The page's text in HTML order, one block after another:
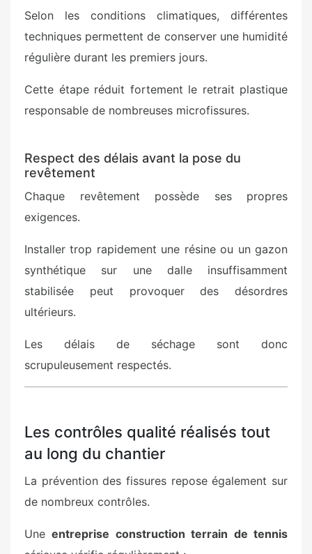
Selon les conditions climatiques, différentes
techniques permettent de conserver une humidité
régulière durant les premiers jours.
Cette étape réduit fortement le retrait plastique
responsable de nombreuses microfissures.
Respect des délais avant la pose du
revêtement
Chaque revêtement possède ses propres
exigences.
Installer trop rapidement une résine ou un gazon
synthétique sur une dalle insuffisamment
stabilisée peut provoquer des désordres
ultérieurs.
Les délais de séchage sont donc
scrupuleusement respectés.
Les contrôles qualité réalisés tout
au long du chantier
La prévention des fissures repose également sur
de nombreux contrôles.
Uneentreprise construction terrain de tennis